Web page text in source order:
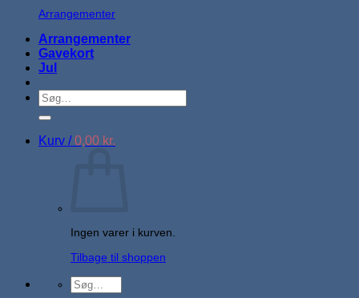
Arrangementer
Arrangementer
Gavekort
Jul
Søg
efter:
Kurv /0,00 kr.
Ingen varer i kurven.
Tilbage til shoppen
Søg
efter: